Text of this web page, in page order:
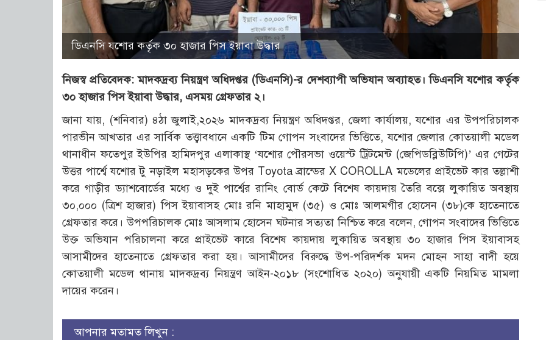
ডিএনসি যশোর কর্তৃক ৩০ হাজার পিস ইয়াবা উদ্ধার
নিজস্ব প্রতিবেদক: মাদকদ্রব্য নিয়ন্ত্রণ অধিদপ্তর (ডিএনসি)-র দেশব্যাপী অভিযান অব্যাহত। ডিএনসি যশোর কর্তৃক
৩০ হাজার পিস ইয়াবা উদ্ধার, এসময় গ্রেফতার ২।
জানা যায়, (শনিবার) ৪ঠা জুলাই,২০২৬ মাদকদ্রব্য নিয়ন্ত্রণ অধিদপ্তর, জেলা কার্যালয়, যশোর এর উপপরিচালক
পারভীন আখতার এর সার্বিক তত্ত্বাবধানে একটি টিম গোপন সংবাদের ভিত্তিতে, যশোর জেলার কোতয়ালী মডেল
থানাধীন ফতেপুর ইউপির হামিদপুর এলাকাস্থ ‘যশোর পৌরসভা ওয়েস্ট ট্রিটমেন্ট (জেপিডব্লিউটিপি)’ এর গেটের
উত্তর পার্শ্বে যশোর টু নড়াইল মহাসড়কের উপর Toyota ব্রান্ডের X COROLLA মডেলের প্রাইভেট কার তল্লাশী
করে গাড়ীর ড্যাশবোর্ডের মধ্যে ও দুই পার্শ্বের রানিং বোর্ড কেটে বিশেষ কায়দায় তৈরি বক্সে লুকায়িত অবস্থায়
৩০,০০০ (ত্রিশ হাজার) পিস ইয়াবাসহ মোঃ রনি মাহামুদ (৩৫) ও মোঃ আলমগীর হোসেন (৩৮)কে হাতেনাতে
গ্রেফতার করে। উপপরিচালক মোঃ আসলাম হোসেন ঘটনার সত্যতা নিশ্চিত করে বলেন, গোপন সংবাদের ভিত্তিতে
উক্ত অভিযান পরিচালনা করে প্রাইভেট কারে বিশেষ কায়দায় লুকায়িত অবস্থায় ৩০ হাজার পিস ইয়াবাসহ
আসামীদের হাতেনাতে গ্রেফতার করা হয়। আসামীদের বিরুদ্ধে উপ-পরিদর্শক মদন মোহন সাহা বাদী হয়ে
কোতয়ালী মডেল থানায় মাদকদ্রব্য নিয়ন্ত্রণ আইন-২০১৮ (সংশোধিত ২০২০) অনুযায়ী একটি নিয়মিত মামলা
দায়ের করেন।
আপনার মতামত লিখুন :